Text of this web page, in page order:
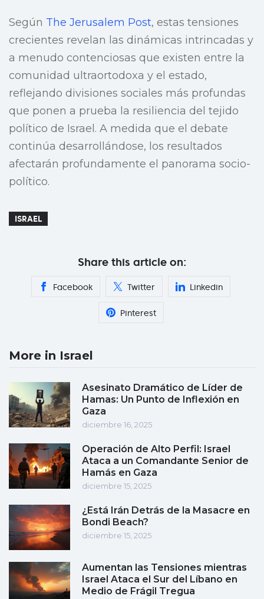
Según The Jerusalem Post, estas tensiones
crecientes revelan las dinámicas intrincadas y
a menudo contenciosas que existen entre la
comunidad ultraortodoxa y el estado,
reflejando divisiones sociales más profundas
que ponen a prueba la resiliencia del tejido
político de Israel. A medida que el debate
continúa desarrollándose, los resultados
afectarán profundamente el panorama socio-
político.
ISRAEL
Share this article on:
Facebook Twitter Linkedin
Pinterest
More in Israel
Asesinato Dramático de Líder de
Hamas: Un Punto de Inflexión en
Gaza
diciembre 16, 2025
Operación de Alto Perfil: Israel
Ataca a un Comandante Senior de
Hamás en Gaza
diciembre 15, 2025
¿Está Irán Detrás de la Masacre en
Bondi Beach?
diciembre 15, 2025
Aumentan las Tensiones mientras
Israel Ataca el Sur del Líbano en
Medio de Frágil Tregua